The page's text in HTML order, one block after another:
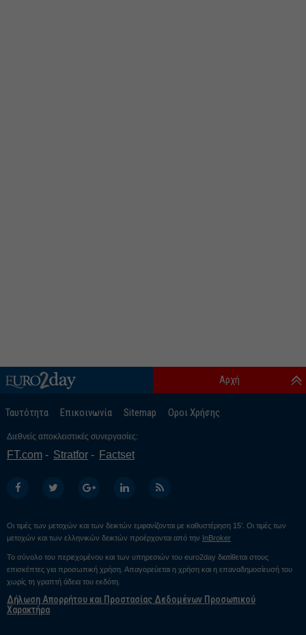
Ταυτότητα Επικοινωνία Sitemap Οροι Χρήσης
Αρχή
Διεθνείς αποκλειστικές συνεργασίες:
FT.com Stratfor Factset
Οι τιμές των μετοχών και των δεικτών εμφανίζονται με καθυστέρηση 15’. Οι τιμές των
μετοχών και των ελληνικών δεικτών προέρχονται από την InBroker
Το σύνολο του περιεχομένου και των υπηρεσιών του euro2day διατίθεται στους
επισκέπτες για προσωπική χρήση. Απαγορεύεται η χρήση και η επαναδημοσίευσή του
χωρίς τη γραπτή άδεια του εκδότη.
Δήλωση Απορρήτου και Προστασίας Δεδομένων Προσωπικού
Χαρακτήρα